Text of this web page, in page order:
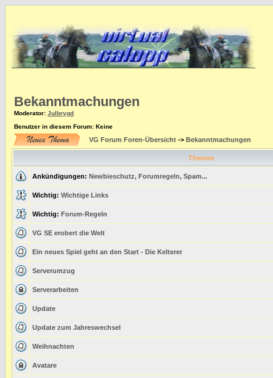
Bekanntmachungen
Moderator: Julbrygd
Benutzer in diesem Forum: Keine
VG Forum Foren-Übersicht -> Bekanntmachungen
Themen
Ankündigungen: Newbieschutz, Forumregeln, Spam...
Wichtig: Wichtige Links
Wichtig: Forum-Regeln
VG SE erobert die Welt
Ein neues Spiel geht an den Start - Die Kelterer
Serverumzug
Serverarbeiten
Update
Update zum Jahreswechsel
Weihnachten
Avatare